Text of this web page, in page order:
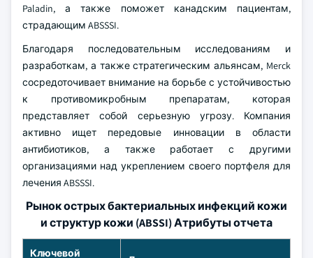
Paladin, а также поможет канадским пациентам,
страдающим ABSSSI.
Благодаря последовательным исследованиям и
разработкам, а также стратегическим альянсам, Merck
сосредоточивает внимание на борьбе с устойчивостью
к противомикробным препаратам, которая
представляет собой серьезную угрозу. Компания
активно ищет передовые инновации в области
антибиотиков, а также работает с другими
организациями над укреплением своего портфеля для
лечения ABSSSI.
Рынок острых бактериальных инфекций кожи
и структур кожи (ABSSI) Атрибуты отчета
Ключевой